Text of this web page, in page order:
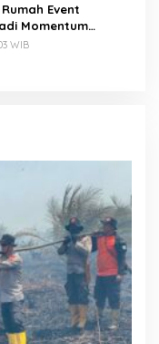
Event
Momentum
WIB